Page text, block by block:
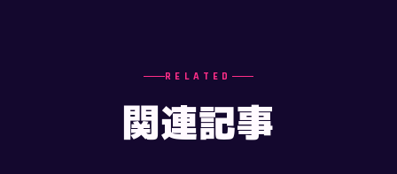
RELATED
関連記事